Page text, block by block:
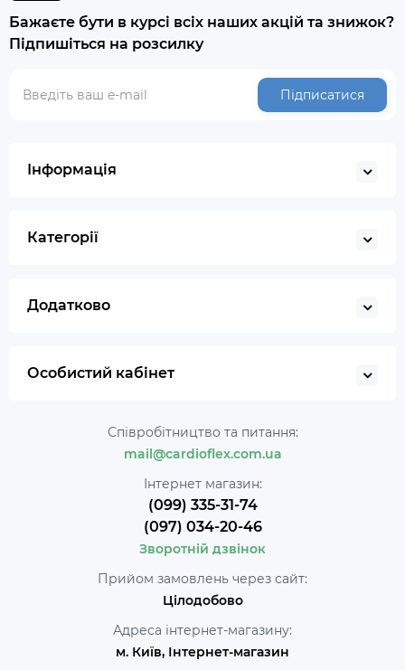
Бажаєте бути в курсі всіх наших акцій та знижок?
Підпишіться на розсилку
Підписатися
Інформація
Категорії
Додатково
Особистий кабінет
Співробітництво та питання:
mail@cardioflex.com.ua
Інтернет магазин:
(099) 335-31-74
(097) 034-20-46
Зворотній дзвінок
Прийом замовлень через сайт:
Цілодобово
Адреса інтернет-магазину:
м. Київ, Інтернет-магазин